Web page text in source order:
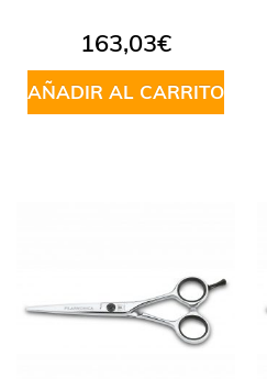
163,03€
AÑADIR AL CARRITO